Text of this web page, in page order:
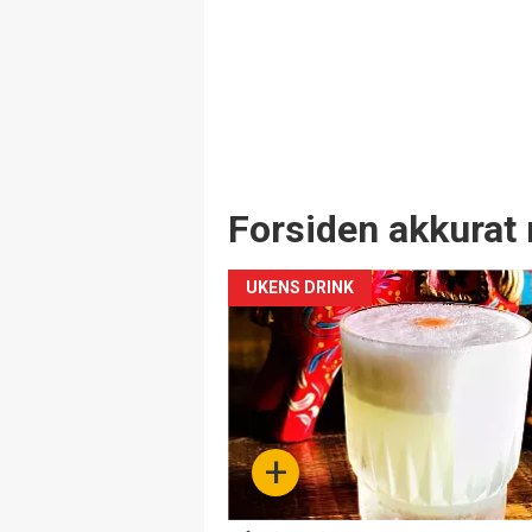
Forsiden akkurat
+
UKENS DRINK